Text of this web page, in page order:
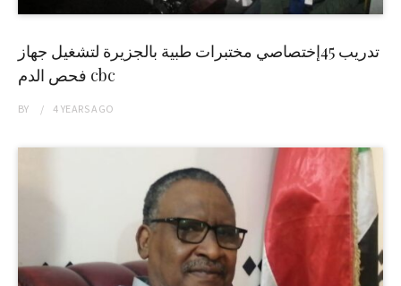
تدريب 45إختصاصي مختبرات طبية بالجزيرة لتشغيل جهاز
فحص الدم cbc
BY 4 YEARSAGO